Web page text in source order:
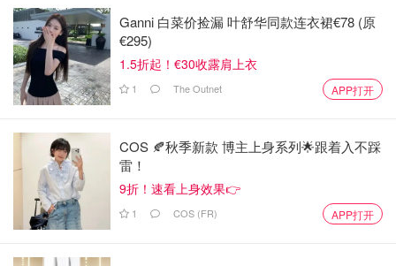
Ganni 白菜价捡漏 叶舒华同款连衣裙€78 (原
€295)
1.5折起！€30收露肩上衣
1 The Outnet APP打开
COS 🍂秋季新款 博主上身系列🌟跟着入不踩
雷！
9折！速看上身效果👉
1 COS (FR) APP打开